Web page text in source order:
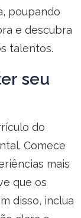
poupando
e descubra
talentos.
seu
do
Comece
mais
que os
disso, inclua